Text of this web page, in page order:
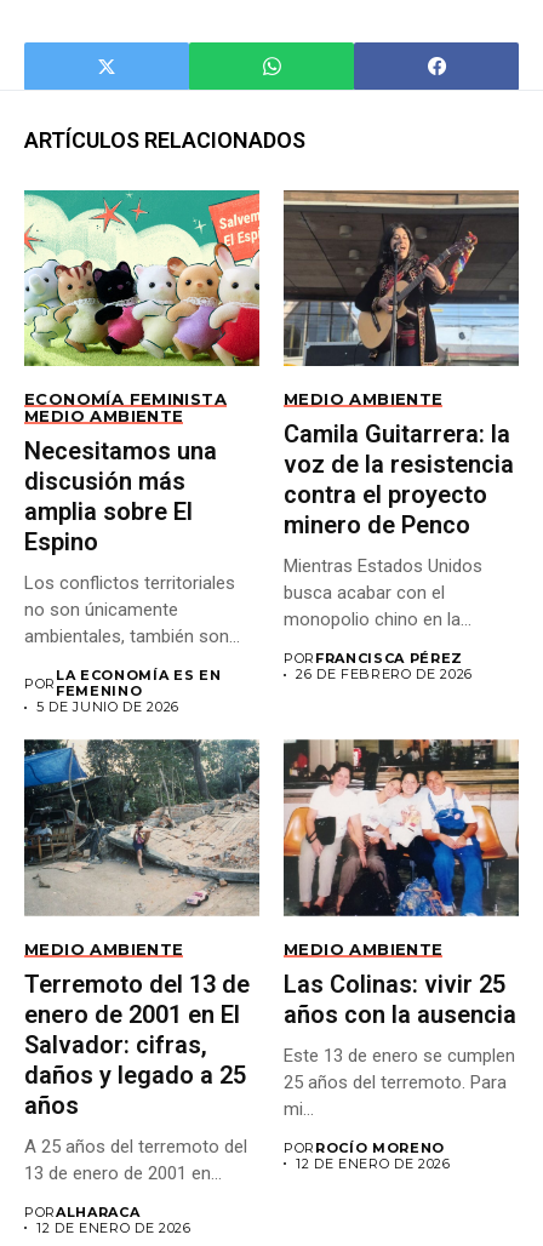
cárceles
modelo
ARTÍCULOS RELACIONADOS
ECONOMÍA FEMINISTA
MEDIO AMBIENTE
Necesitamos una
discusión más
amplia sobre El
Espino
Los conflictos territoriales
no son únicamente
ambientales, también son
económicos y distributivos:...
POR LA ECONOMÍA ES EN
FEMENINO
5 DE JUNIO DE 2026
MEDIO AMBIENTE
Camila Guitarrera: la
voz de la resistencia
contra el proyecto
minero de Penco
Mientras Estados Unidos
busca acabar con el
monopolio chino en la
POR FRANCISCA PÉREZ
26 DE FEBRERO DE 2026
MEDIO AMBIENTE
Terremoto del 13 de
enero de 2001 en El
Salvador: cifras,
daños y legado a 25
años
A 25 años del terremoto del
13 de enero de 2001 en...
PORALHARACA
12 DE ENERO DE 2026
MEDIO AMBIENTE
Las Colinas: vivir 25
años con la ausencia
Este 13 de enero se cumplen
25 años del terremoto. Para
mi...
POR ROCÍO MORENO
12 DE ENERO DE 2026